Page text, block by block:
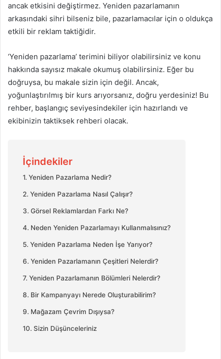
ancak etkisini değiştirmez. Yeniden pazarlamanın
arkasındaki sihri bilseniz bile, pazarlamacılar için o oldukça
etkili bir reklam taktiğidir.
‘Yeniden pazarlama’ terimini biliyor olabilirsiniz ve konu
hakkında sayısız makale okumuş olabilirsiniz. Eğer bu
doğruysa, bu makale sizin için değil. Ancak,
yoğunlaştırılmış bir kurs arıyorsanız, doğru yerdesiniz! Bu
rehber, başlangıç seviyesindekiler için hazırlandı ve
ekibinizin taktiksek rehberi olacak.
İçindekiler
Yeniden Pazarlama Nedir?
Yeniden Pazarlama Nasıl Çalışır?
Görsel Reklamlardan Farkı Ne?
Neden Yeniden Pazarlamayı Kullanmalısınız?
Yeniden Pazarlama Neden İşe Yarıyor?
Yeniden Pazarlamanın Çeşitleri Nelerdir?
Yeniden Pazarlamanın Bölümleri Nelerdir?
Bir Kampanyayı Nerede Oluşturabilirim?
Mağazam Çevrim Dışıysa?
Sizin Düşünceleriniz